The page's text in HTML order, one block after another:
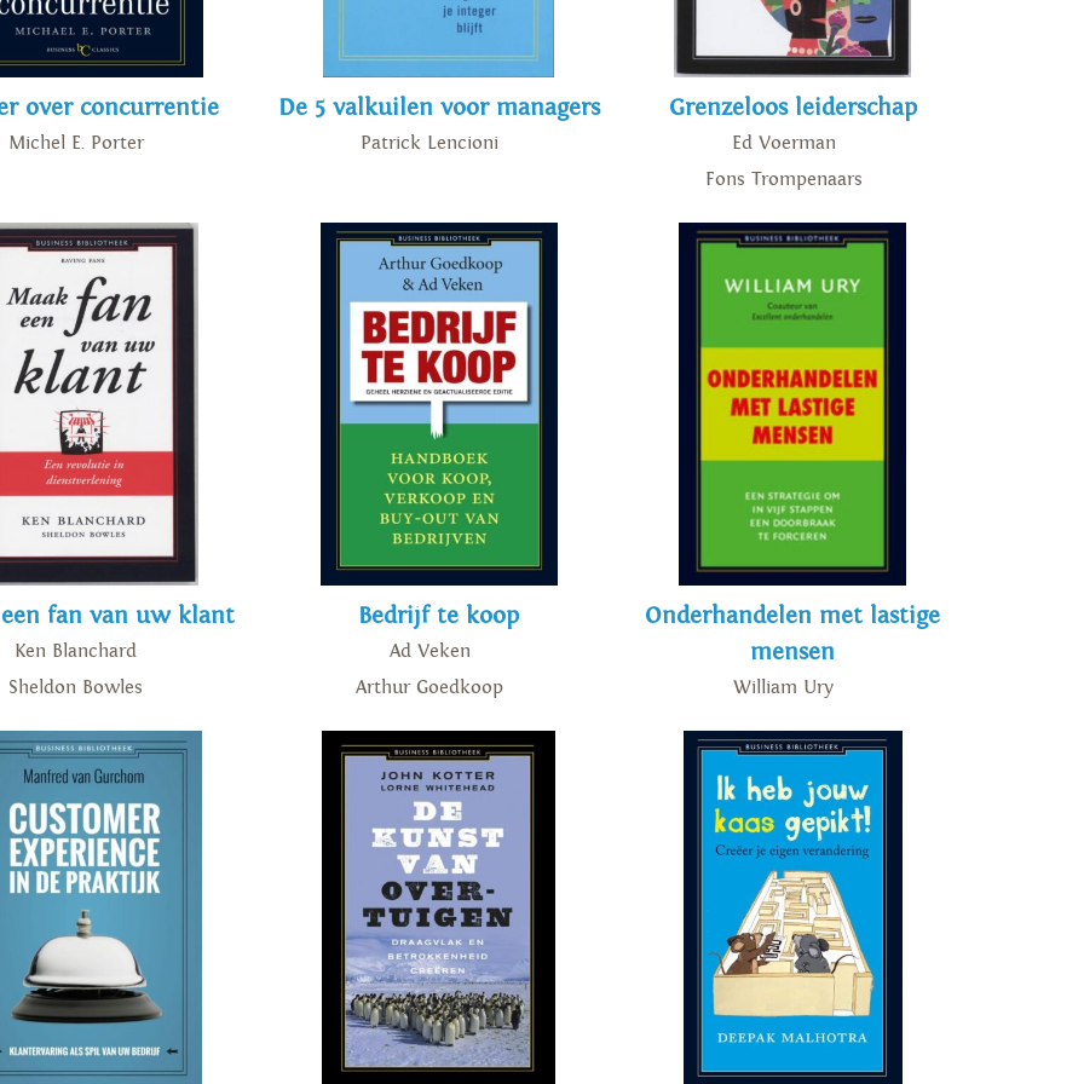
over concurrentie
Michel E. Porter
De 5 valkuilen voor managers
Patrick Lencioni
Grenzeloos leiderschap
Ed Voerman
Fons Trompenaars
fan van uw klant
Ken Blanchard
Sheldon Bowles
Bedrijf te koop
Ad Veken
Arthur Goedkoop
Onderhandelen met lastige
mensen
William Ury